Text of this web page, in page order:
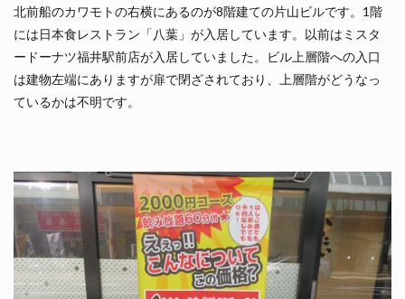
北前船のカワモトの右横にあるのが8階建ての片山ビルです。1階
には日本食レストラン「八葉」が入居しています。以前はミスタ
ードーナツ福井駅前店が入居していました。ビル上層階への入口
は建物左端にありますが扉で閉ざされており、上層階がどうなっ
ているかは不明です。